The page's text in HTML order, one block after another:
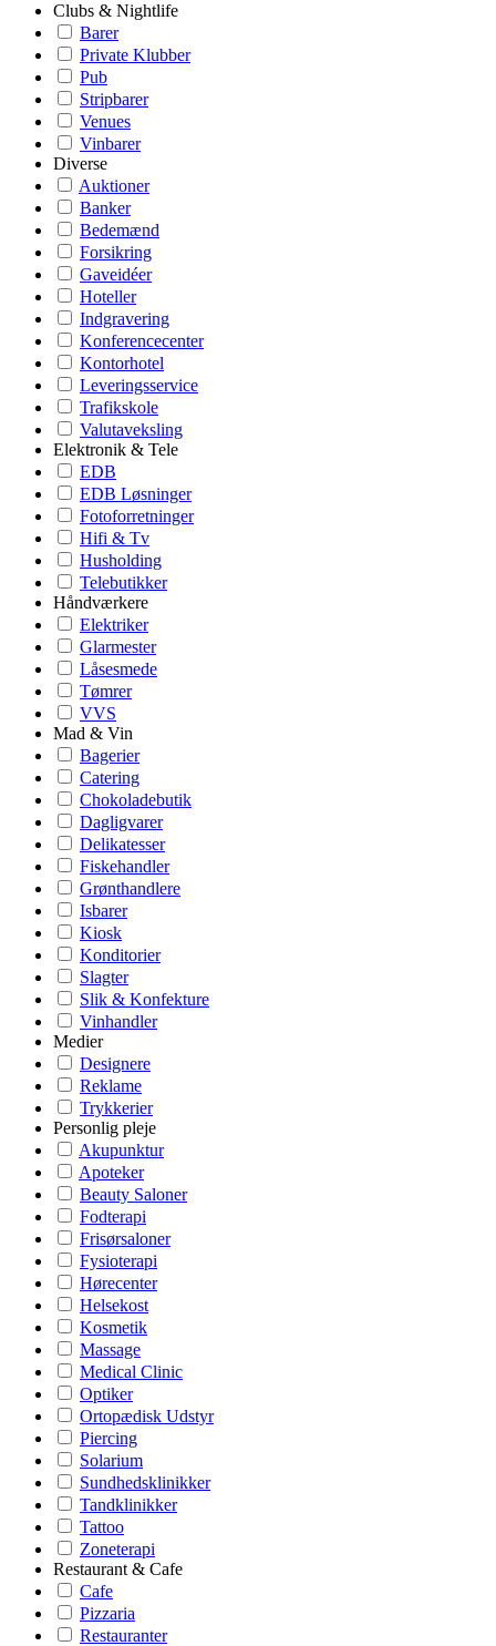
Clubs & Nightlife
Barer
Private Klubber
Pub
Stripbarer
Venues
Vinbarer
Diverse
Auktioner
Banker
Bedemænd
Forsikring
Gaveidéer
Hoteller
Indgravering
Konferencecenter
Kontorhotel
Leveringsservice
Trafikskole
Valutaveksling
Elektronik & Tele
EDB
EDB Løsninger
Fotoforretninger
Hifi & Tv
Husholding
Telebutikker
Håndværkere
Elektriker
Glarmester
Låsesmede
Tømrer
VVS
Mad & Vin
Bagerier
Catering
Chokoladebutik
Dagligvarer
Delikatesser
Fiskehandler
Grønthandlere
Isbarer
Kiosk
Konditorier
Slagter
Slik & Konfekture
Vinhandler
Medier
Designere
Reklame
Trykkerier
Personlig pleje
Akupunktur
Apoteker
Beauty Saloner
Fodterapi
Frisørsaloner
Fysioterapi
Hørecenter
Helsekost
Kosmetik
Massage
Medical Clinic
Optiker
Ortopædisk Udstyr
Piercing
Solarium
Sundhedsklinikker
Tandklinikker
Tattoo
Zoneterapi
Restaurant & Cafe
Cafe
Pizzaria
Restauranter